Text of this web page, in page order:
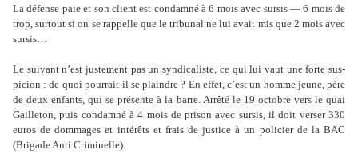
La défense paie et son client est condamné à 6 mois avec sursis — 6 mois de
trop, sur­tout si on se rap­pelle que le tri­bu­nal ne lui avait mis que 2 mois avec
sursis…
Le sui­vant n’est jus­te­ment pas un syn­di­ca­liste, ce qui lui vaut une forte sus­
pi­cion : de quoi pour­rait-il se plain­dre ? En effet, c’est un homme jeune, père
de deux enfants, qui se pré­sente à la barre. Arrêté le 19 octo­bre vers le quai
Gailleton, puis condamné à 4 mois de prison avec sursis, il doit verser 330
euros de dom­ma­ges et inté­rêts et frais de jus­tice à un poli­cier de la BAC
(Brigade Anti Criminelle).